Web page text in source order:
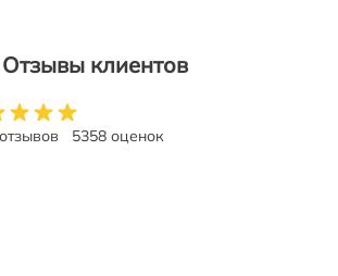
Отзывы клиентов
5358 оценок